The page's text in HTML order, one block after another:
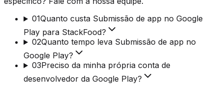
01Quanto custa Submissão de app no Google
Play para StackFood?
02Quanto tempo leva Submissão de app no
Google Play?
03Preciso da minha própria conta de
desenvolvedor da Google Play?